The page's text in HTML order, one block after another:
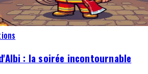
: la soirée incontournable